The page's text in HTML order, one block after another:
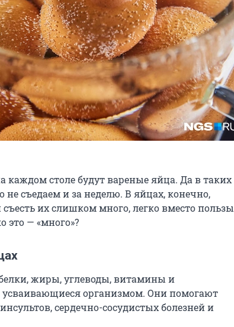
каждом столе будут вареные яйца. Да в таких
съедаем и за неделю. В яйцах, конечно,
съесть их слишком много, легко вместо пользы
это — «много»?
жиры, углеводы, витамины и
усваивающиеся организмом. Они помогают
сердечно-сосудистых болезней и